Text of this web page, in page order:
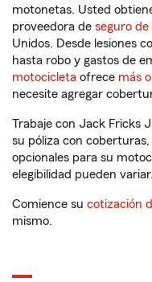
motonetas. Usted
proveedora de seguro
Unidos. Desde lesiones
hasta robo y gastos de
motocicleta ofrece más
necesite agregar
Trabaje con Jack Fricks
su póliza con
opcionales para su
elegibilidad pueden variar.
Comience su cotización
mismo.